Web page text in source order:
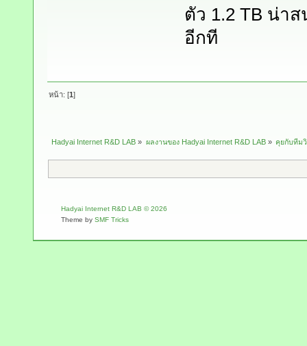
ตัว 1.2 TB น่า
อีกที
หน้า: [1]
Hadyai Internet R&D LAB » ผลงานของ Hadyai Internet R&D LAB» คุยกับทีม
Hadyai Internet R&D LAB © 2026
Theme by SMF Tricks